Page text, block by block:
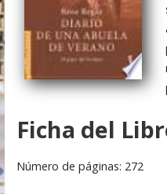
Ficha del
Número de páginas: 272